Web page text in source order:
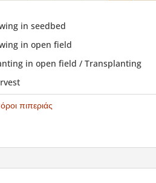
in seedbed
in open field
in open field / Transplanting
πιπεριάς